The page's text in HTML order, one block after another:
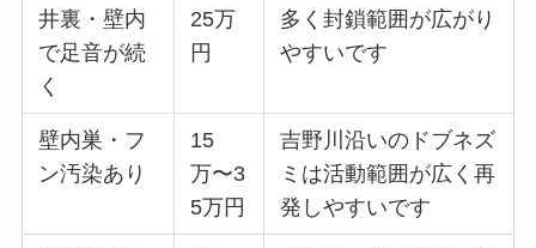
井裏・壁内
で足音が続
く
25万
円
多く封鎖範囲が広がり
やすいです
壁内巣・フ
ン汚染あり
15
万〜3
5万円
吉野川沿いのドブネズ
ミは活動範囲が広く再
発しやすいです